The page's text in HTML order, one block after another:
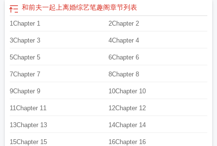
型同样明显—— “ganni。” 热搜炸了。 #关于我好像突然读懂唇语
了 #洛霄燃你小子吃的是真好 #那就do到你想起来为止1v1，双c，he=3=
阅前指南=3=：1.无原型无原型唷2.架空架空是架空哟3.同性可婚可生崽崽哦4.正
预收小甜饼《成为万人迷的绿帽丈夫》正激情存稿中，感谢大家的喜欢~~【文
他碰。 祁澜觉醒了意识，知道自己只是个快死了的接盘老实人，他需要帮老
婆选一个完美的新丈夫。 喜欢他老婆的人很多，他需要挨个筛选，并邀
把他灌醉送回家，跟他老婆dirtytalk，祁澜闭着眼睛充耳不闻。 周二，昔日学
长席间瞥到他老婆，直接在包房里干柴烈火，祁澜在门外朝服务生比了个
留他的话置若罔闻。 周四，制片人声称想捧红他老婆，要来家里检验，祁澜
和前夫一起上离婚综艺笔趣阁章节列表
1Chapter 1 2Chapter 2
3Chapter 3 4Chapter 4
5Chapter 5 6Chapter 6
7Chapter 7 8Chapter 8
9Chapter 9 10Chapter 10
11Chapter 11 12Chapter 12
13Chapter 13 14Chapter 14
15Chapter 15 16Chapter 16